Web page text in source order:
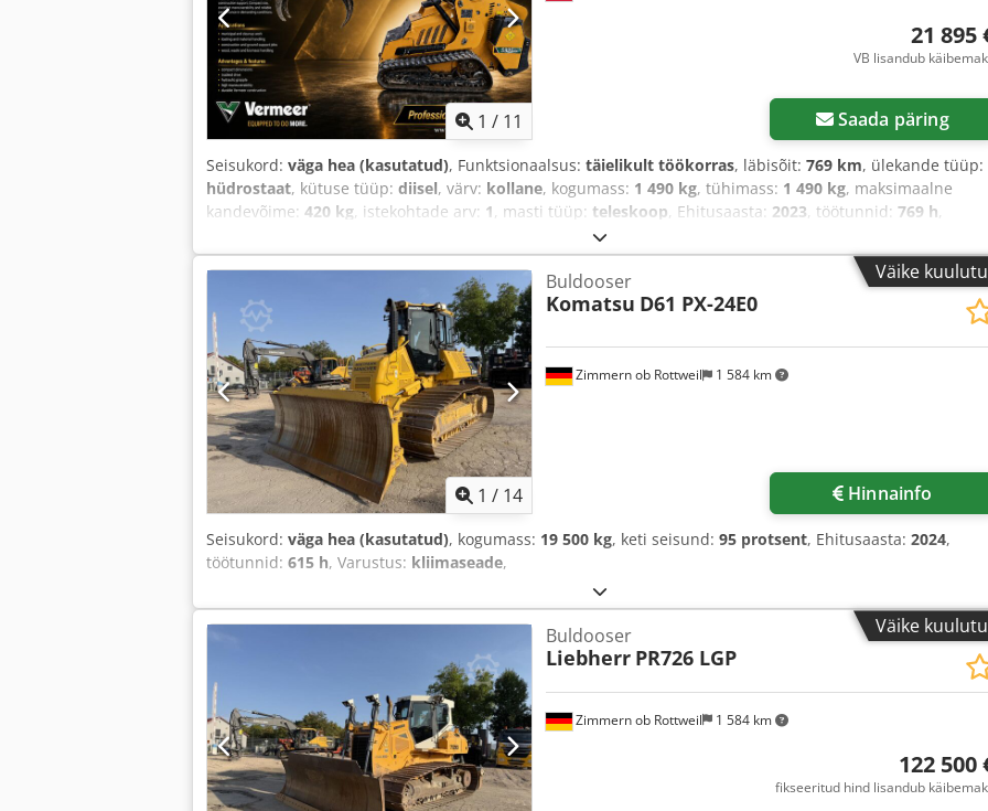
1 / 11
21 895
VB lisandub
Saada päring
Seisukord: väga hea (kasutatud), Funktsionaalsus: täielikult töökorras, läbisõit: 769 km, ülekande tüüp:
hüdrostaat, kütuse tüüp: diisel, värv: kollane, kogumass: 1 490 kg, tühimass: 1 490 kg, maksimaalne
kandevõime: 420 kg, istekohtade arv: 1, masti tüüp: teleskoop, Ehitusaasta: 2023, töötunnid: 769 h,
haaratsahüdraulika, hüdraulika, kummist roomikud
Väike
1 / 14
Zimmern ob Rottweil 1 584 km
Buldooser
Komatsu D61 PX-24E0
Hinnainfo
Seisukord: väga hea (kasutatud), kogumass: 19 500 kg, keti seisund: 95 protsent, Ehitusaasta: 2024,
töötunnid: 615 h, Varustus: kliimaseade,
Väike
Zimmern ob Rottweil 1 584 km
Buldooser
Liebherr PR726 LGP
122 500
fikseeritud hind lisandub